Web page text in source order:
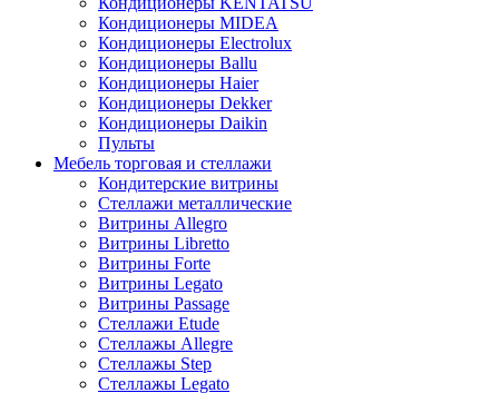
Кондиционеры MIDEA
Кондиционеры Electrolux
Кондиционеры Ballu
Кондиционеры Haier
Кондиционеры Dekker
Кондиционеры Daikin
Пульты
Мебель торговая и стеллажи
Кондитерские витрины
Стеллажи металлические
Витрины Allegro
Витрины Libretto
Витрины Forte
Витрины Legato
Витрины Passage
Стеллажи Etude
Стеллажы Allegre
Стеллажы Step
Стеллажы Legato